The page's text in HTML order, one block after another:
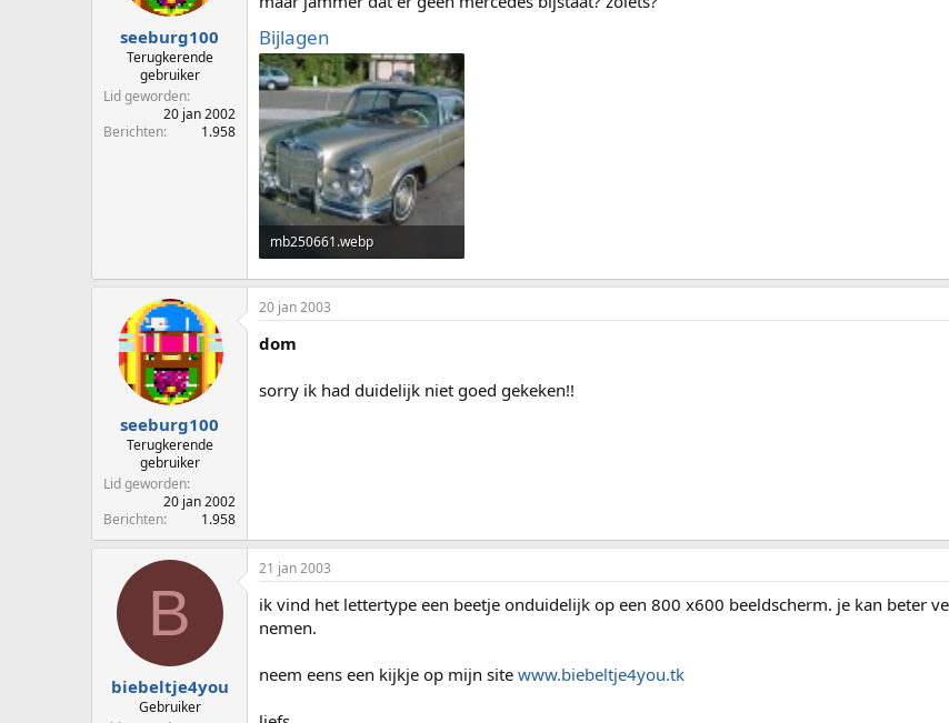
seeburg100
Terugkerende
gebruiker
Lid geworden
20 jan 2002
Berichten
1.958
Bijlagen
mb250661.webp
59,2 KB · Weergaven: 33
seeburg100
Terugkerende
gebruiker
Lid geworden
20 jan 2002
Berichten
1.958
20 jan 2003
dom
sorry ik had duidelijk niet goed gekeken!!
B
biebeltje4you
Gebruiker
21 jan 2003
ik vind het lettertype een beetje onduidelijk op een 800 x600 beeldscherm. je kan beter
nemen.
neem eens een kijkje op mijn site www.biebeltje4you.tk